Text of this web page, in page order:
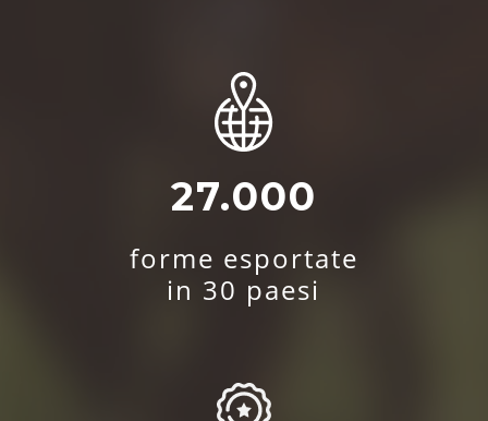
27.000
forme esportate
in 30 paesi